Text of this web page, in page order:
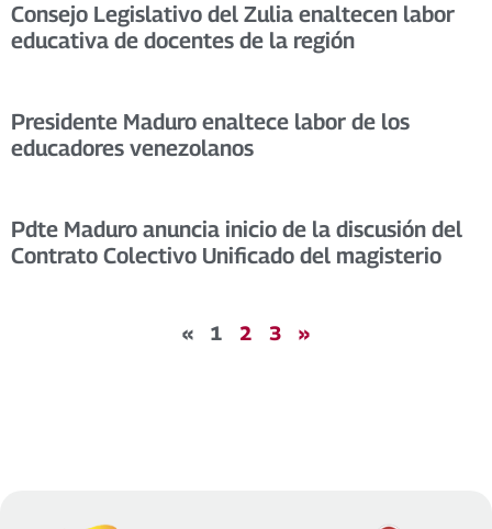
Consejo Legislativo del Zulia enaltecen labor
educativa de docentes de la región
Presidente Maduro enaltece labor de los
educadores venezolanos
Pdte Maduro anuncia inicio de la discusión del
Contrato Colectivo Unificado del magisterio
« 1 2 3 »